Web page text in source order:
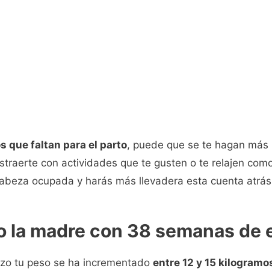
que faltan para el parto, puede que se te hagan
con actividades que te gusten o te relajen
ocupada y harás más llevadera esta cuenta
la madre con 38 semanas de
tu peso se ha incrementado entre 12 y 15